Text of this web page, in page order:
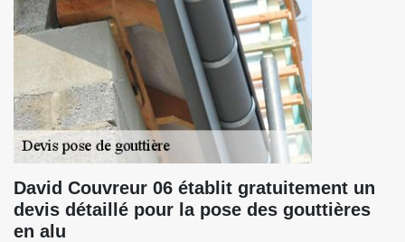
David Couvreur 06 établit gratuitement un
devis détaillé pour la pose des gouttières
en alu